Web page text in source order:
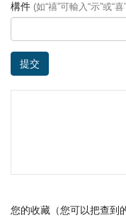
構件 (如“禧”可輸入“示”或“喜
提交
您的收藏（您可以把查到